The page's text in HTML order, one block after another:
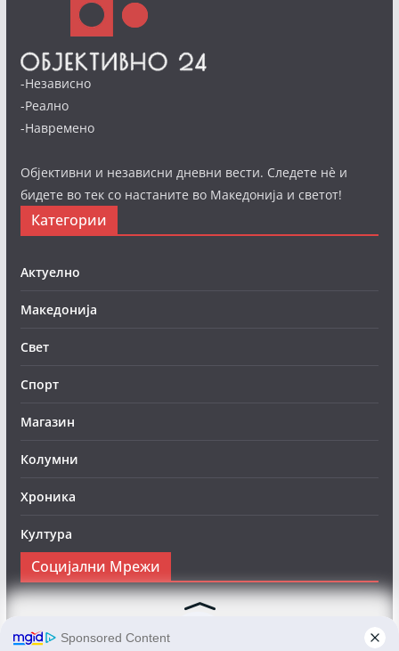
-Независно
-Реално
-Навремено
Објективни и независни дневни вести. Следете нè и
бидете во тек со настаните во Македонија и светот!
Категории
Актуелно
Македонија
Свет
Спорт
Магазин
Колумни
Хроника
Култура
Социјални Мрежи